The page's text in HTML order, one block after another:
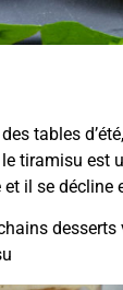
tables
tiramisu est
il se décline